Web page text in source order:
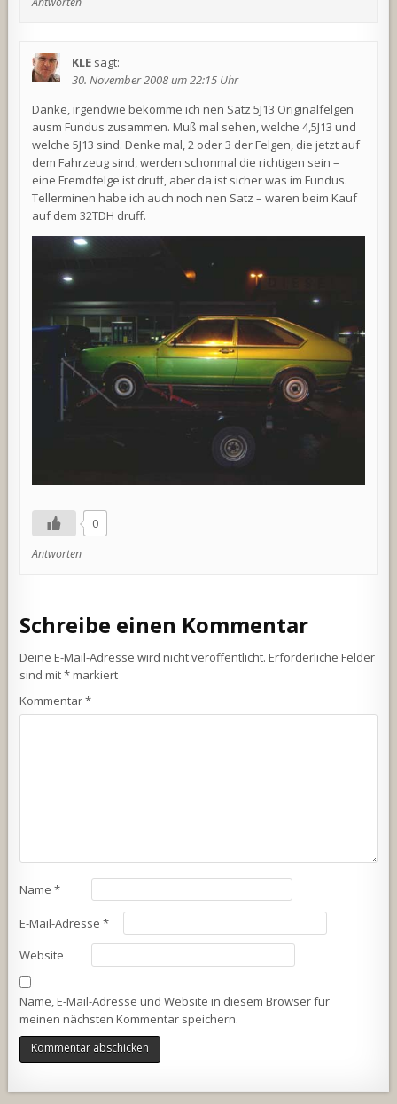
KLE sagt:
30. November 2008 um 22:15 Uhr
Danke, irgendwie bekomme ich nen Satz 5J13 Originalfelgen
ausm Fundus zusammen. Muß mal sehen, welche 4,5J13 und
welche 5J13 sind. Denke mal, 2 oder 3 der Felgen, die jetzt auf
dem Fahrzeug sind, werden schonmal die richtigen sein –
eine Fremdfelge ist druff, aber da ist sicher was im Fundus.
Tellerminen habe ich auch noch nen Satz – waren beim Kauf
auf dem 32TDH druff.
0
Antworten
Schreibe einen Kommentar
Deine E-Mail-Adresse wird nicht veröffentlicht. Erforderliche Felder
sind mit*markiert
Kommentar*
Name*
E-Mail-Adresse*
Website
Name, E-Mail-Adresse und Website in diesem Browser für
meinen nächsten Kommentar speichern.